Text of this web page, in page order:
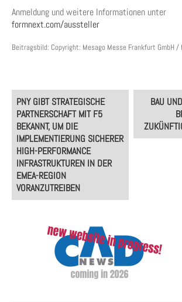
Anmeldung und weitere Informationen unter
formnext.com/aussteller
Beitragsbild: Copyright: Mesago Messe Frankfurt GmbH /
Post
navigation
PNY GIBT STRATEGISCHE
PARTNERSCHAFT MIT F5
BEKANNT, UM DIE
IMPLEMENTIERUNG SICHERER
HIGH-PERFORMANCE
INFRASTRUKTUREN IN DER
EMEA-REGION
VORANZUTREIBEN
BAU